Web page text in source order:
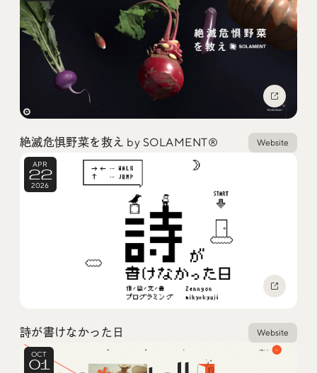
#シェアオフィス #グローバル
@iDID_team 平日ほぼ毎日投稿中！
,SHIFTBRAINandWab Design
OUGON
絶滅危惧野菜を救え by SOLAMENT® Website
APR
22
2026
詩が書けなかった日 Website
OCT
01